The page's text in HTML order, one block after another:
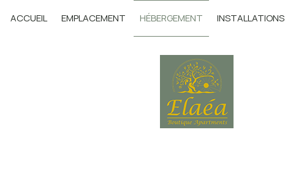
ACCUEIL EMPLACEMENT HÉBERGEMENT INSTALLATIONS